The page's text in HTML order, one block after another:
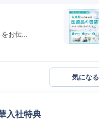
お伝...
気になる
入社特典